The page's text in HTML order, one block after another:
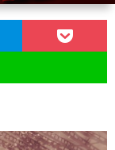
マ